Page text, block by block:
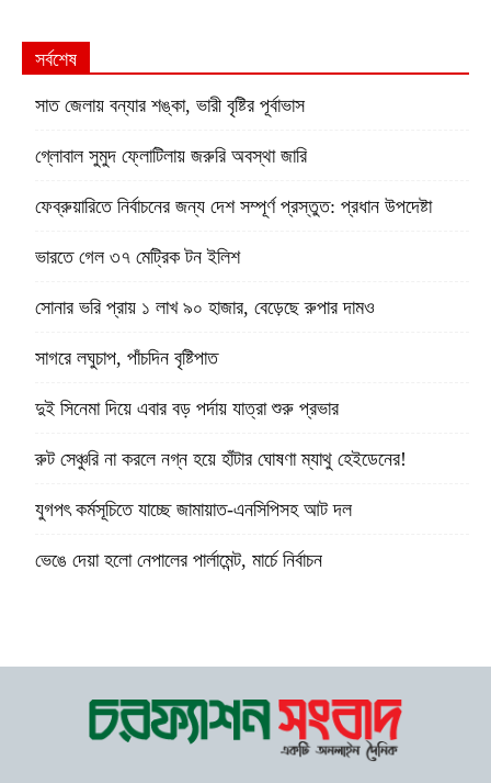
সর্বশেষ
সাত জেলায় বন্যার শঙ্কা, ভারী বৃষ্টির পূর্বাভাস
গ্লোবাল সুমুদ ফ্লোটিলায় জরুরি অবস্থা জারি
ফেব্রুয়ারিতে নির্বাচনের জন্য দেশ সম্পূর্ণ প্রস্তুত: প্রধান উপদেষ্টা
ভারতে গেল ৩৭ মেট্রিক টন ইলিশ
সোনার ভরি প্রায় ১ লাখ ৯০ হাজার, বেড়েছে রুপার দামও
সাগরে লঘুচাপ, পাঁচদিন বৃষ্টিপাত
দুই সিনেমা দিয়ে এবার বড় পর্দায় যাত্রা শুরু প্রভার
রুট সেঞ্চুরি না করলে নগ্ন হয়ে হাঁটার ঘোষণা ম্যাথু হেইডেনের!
যুগপৎ কর্মসূচিতে যাচ্ছে জামায়াত-এনসিপিসহ আট দল
ভেঙে দেয়া হলো নেপালের পার্লামেন্ট, মার্চে নির্বাচন